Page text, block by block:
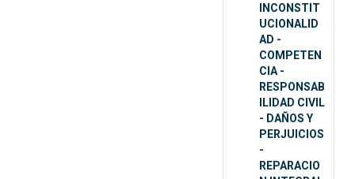
INCONSTIT
UCIONALID
AD -
COMPETEN
CIA -
RESPONSAB
ILIDAD CIVIL
- DAÑOS Y
PERJUICIOS
-
REPARACIO